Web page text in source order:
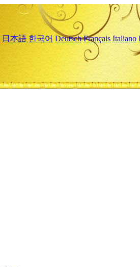
日本語 한국어 Deutsch Français Italiano